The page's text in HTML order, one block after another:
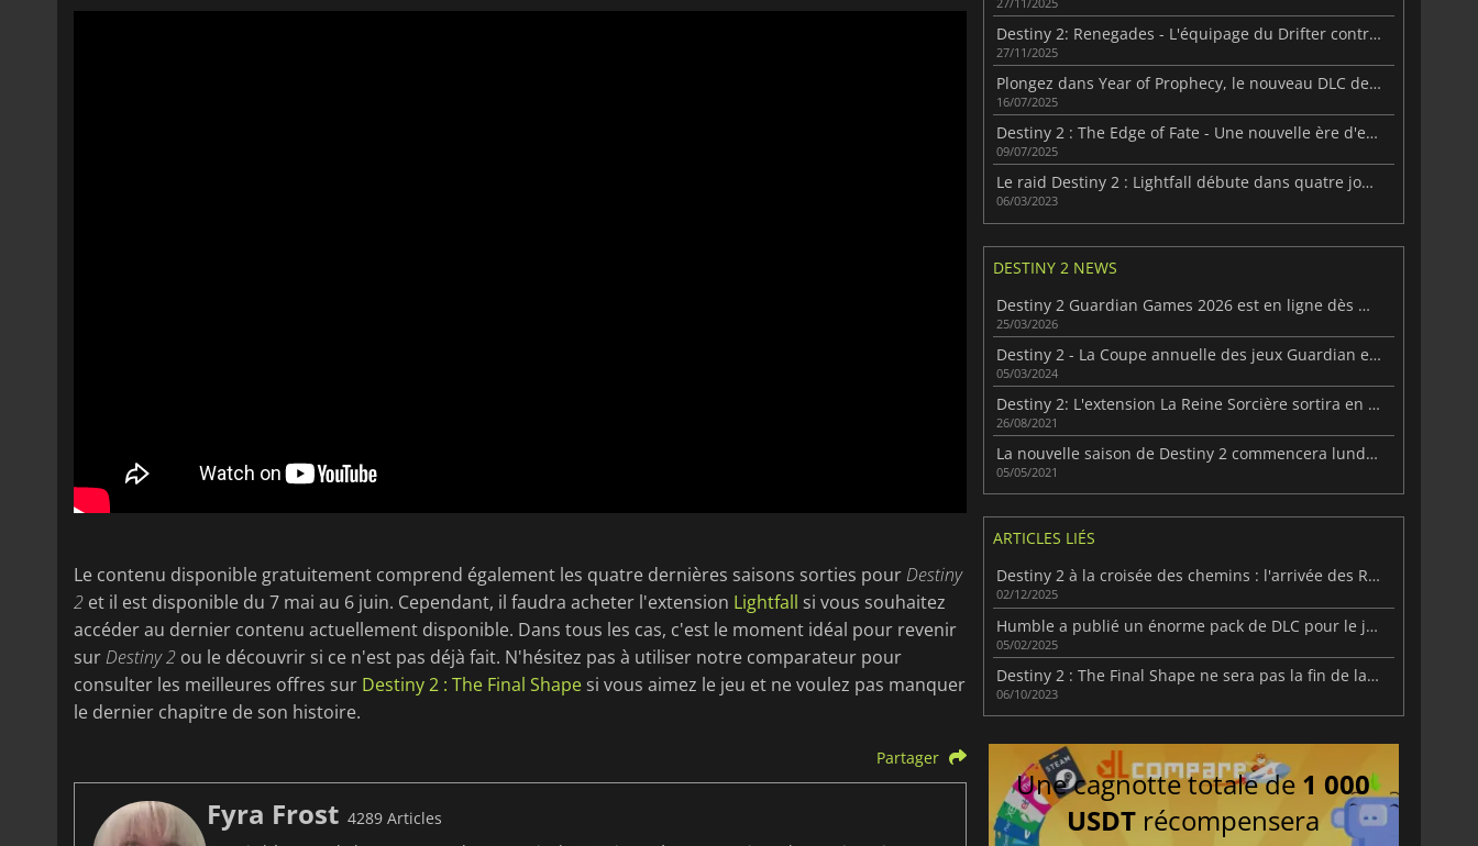
Le contenu disponible gratuitement comprend également les quatre dernières saisons sorties pourDestiny
2 et il est disponible du 7 mai au 6 juin. Cependant, il faudra acheter l'extension Lightfall si vous souhaitez
accéder au dernier contenu actuellement disponible. Dans tous les cas, c'est le moment idéal pour revenir
surDestiny 2 ou le découvrir si ce n'est pas déjà fait. N'hésitez pas à utiliser notre comparateur pour
consulter les meilleures offres sur Destiny 2 : The Final Shape si vous aimez le jeu et ne voulez pas manquer
le dernier chapitre de son histoire.
Partager
Fyra Frost 4289 Articles
Destiny 2: Renegades - L'équipage du Drifter contre l'Imperium Cabal
27/11/2025
Plongez dans Year of Prophecy, le nouveau DLC de Destiny 2
16/07/2025
Destiny 2 : The Edge of Fate - Une nouvelle ère d'exploration
09/07/2025
Le raid Destiny 2 : Lightfall débute dans quatre jours.
06/03/2023
DESTINY 2 NEWS
Destiny 2 Guardian Games 2026 est en ligne dès maintenant
25/03/2026
Destiny 2 - La Coupe annuelle des jeux Guardian est de retour !
05/03/2024
Destiny 2: L'extension La Reine Sorcière sortira en 2022
26/08/2021
La nouvelle saison de Destiny 2 commencera lundi prochain.
05/05/2021
ARTICLES LIÉS
Destiny 2 à la croisée des chemins : l'arrivée des Renégats
02/12/2025
Humble a publié un énorme pack de DLC pour le jeu de tir MMO Destiny 2 de Bungie.
05/02/2025
Destiny 2 : The Final Shape ne sera pas la fin de la saga
06/10/2023
Une cagnotte totale de 1 000
USDT récompensera